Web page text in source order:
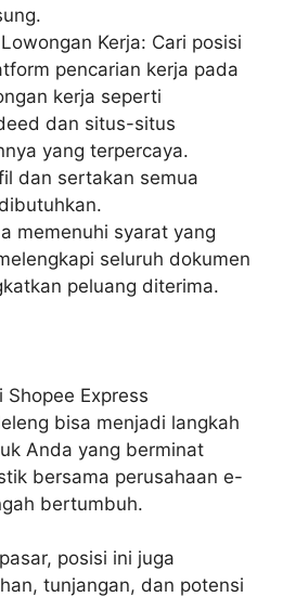
Kerja: Cari posisi
pencarian kerja pada
kerja seperti
dan situs-situs
yang terpercaya.
dan sertakan semua
memenuhi syarat yang
seluruh dokumen
peluang diterima.
Shopee Express
bisa menjadi langkah
Anda yang berminat
bersama perusahaan e-
bertumbuh.
posisi ini juga
tunjangan, dan potensi